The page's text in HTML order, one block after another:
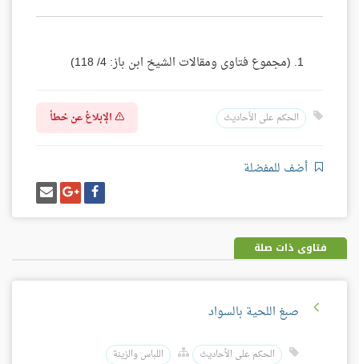
(مجموع فتاوى ومقالات الشيخ ابن باز: 4/ 118)
الحكم على الأحاديث الإبلاغ عن خطأ
أضف للمفضلة
شارك
على
فيسبوك
شارك
على
غوغل
بلس
إرسل
إيميل
فتاوى ذات صلة
صبغ اللحية بالسواد
الحكم على الأحاديث اللباس والزينة